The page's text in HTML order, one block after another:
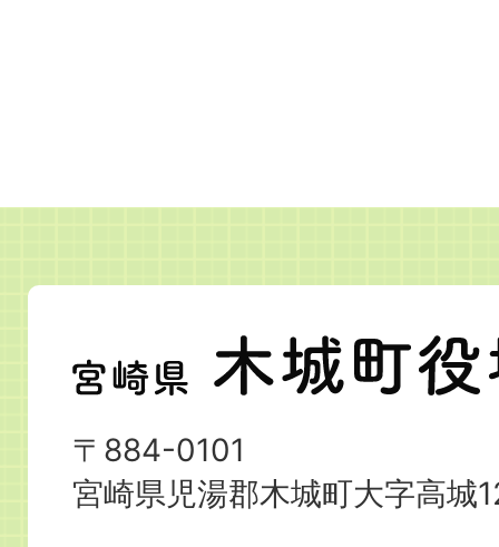
宮
崎
県
木
〒884-0101
宮崎県児湯郡木城町大字高城